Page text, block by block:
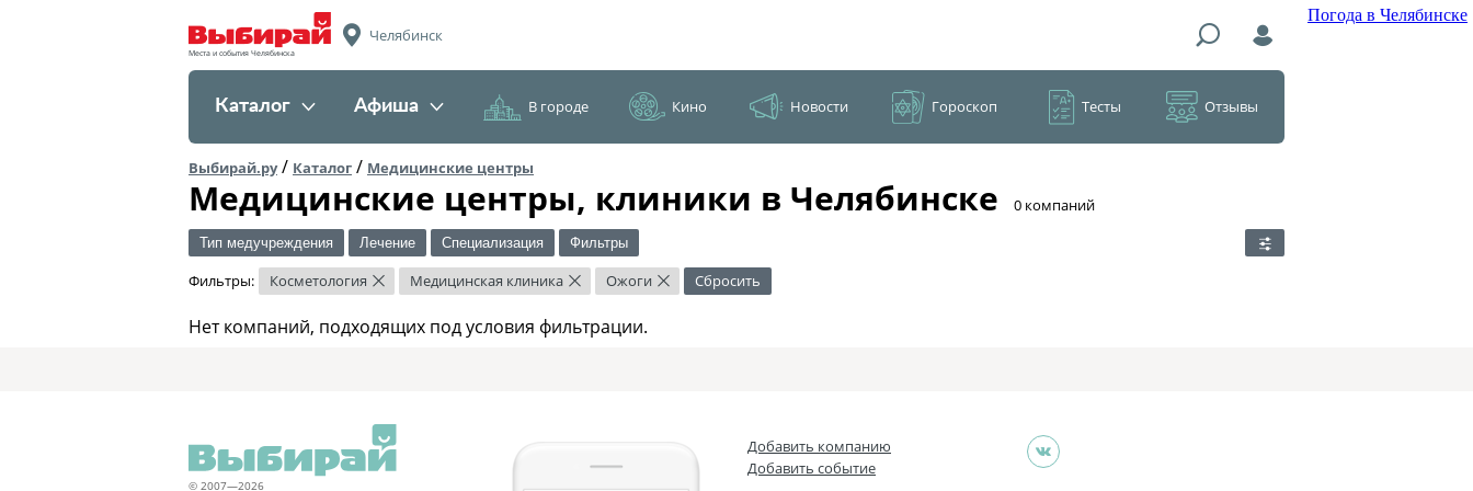
Погода в Челябинске
Места и события Челябинска
Челябинск
Каталог Афиша В городе Кино Новости Гороскоп Тесты Отзывы
Выбирай.ру/ Каталог / Медицинские центры
Медицинские центры, клиники в Челябинске ​0 компаний
Тип медучреждения Лечение Специализация Фильтры
Фильтры: Косметология × Медицинская клиника × Ожоги × Сбросить
Нет компаний, подходящих под условия фильтрации.
© 2007—2026
Добавить компанию
Добавить событие